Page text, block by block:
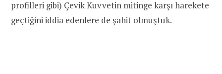
profilleri gibi) Çevik Kuvvetin mitinge karşı harekete
geçtiğini iddia edenlere de şahit olmuştuk.